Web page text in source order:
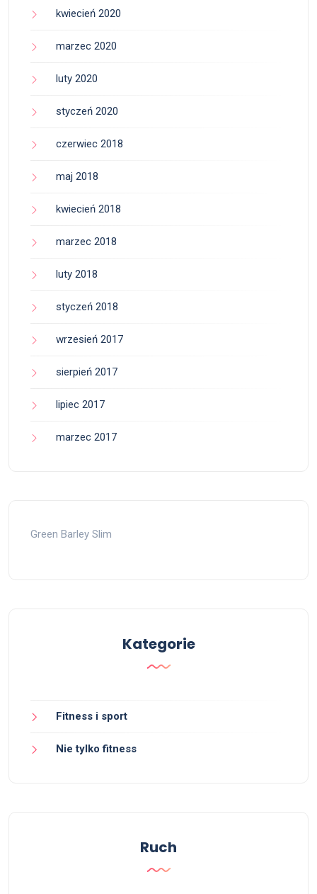
kwiecień 2020
marzec 2020
luty 2020
styczeń 2020
czerwiec 2018
maj 2018
kwiecień 2018
marzec 2018
luty 2018
styczeń 2018
wrzesień 2017
sierpień 2017
lipiec 2017
marzec 2017
Green Barley Slim
Kategorie
Fitness i sport
Nie tylko fitness
Ruch